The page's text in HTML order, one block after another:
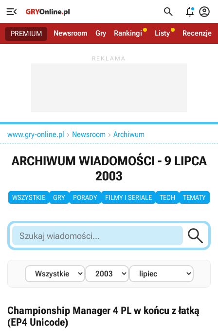
   
PREMIUM Newsroom Gry Rankingi Listy Recenzje
www.gry-online.pl  Newsroom  Archiwum
ARCHIWUM WIADOMOŚCI - 9 LIPCA
2003
WSZYSTKIE GRY PORADY FILMY I SERIALE TECH TEMATY
Szukaj
wiadomości...

Championship Manager 4 PL w końcu z łatką
(EP4 Unicode)